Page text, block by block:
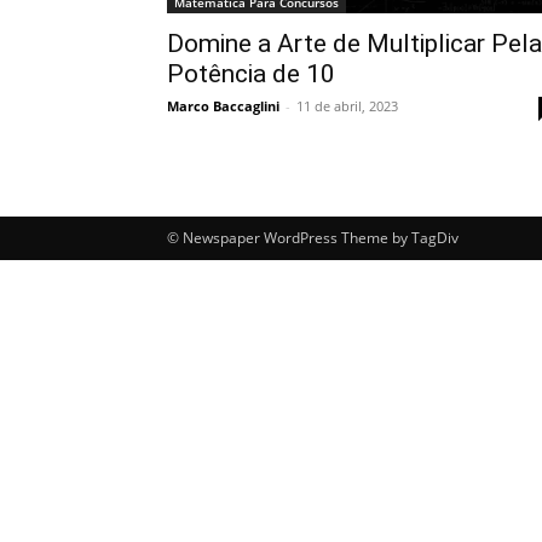
Domine a Arte de Multiplicar Pela
Potência de 10
Marco Baccaglini - 11 de abril, 2023
© Newspaper WordPress Theme by TagDiv